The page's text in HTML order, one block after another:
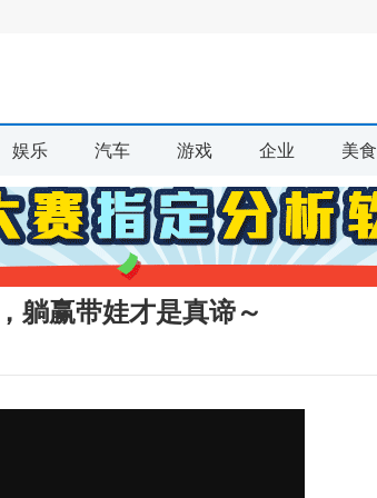
娱乐 汽车 游戏 企业 美食
躺赢带娃才是真谛～